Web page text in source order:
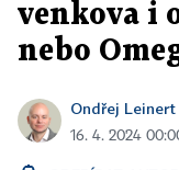
venkova i
nebo
Ondřej Leinert
16. 4. 2024